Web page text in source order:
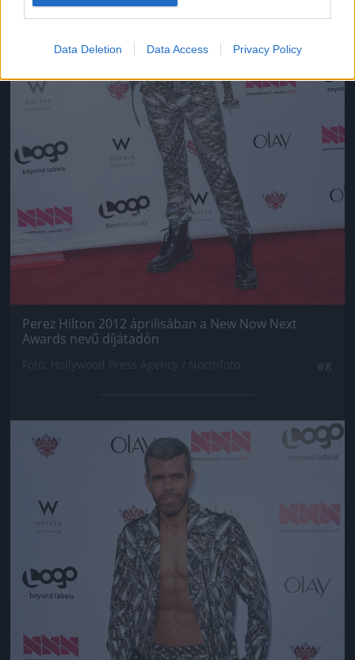
Data Deletion Data Access Privacy Policy
Perez Hilton 2012 áprilisában a New Now Next
Awards nevű díjátadón
Jön még kép!